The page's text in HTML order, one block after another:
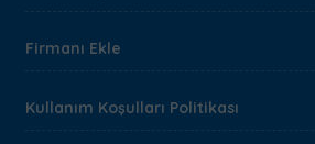
Firmanı Ekle
Kullanım Koşulları Politikası